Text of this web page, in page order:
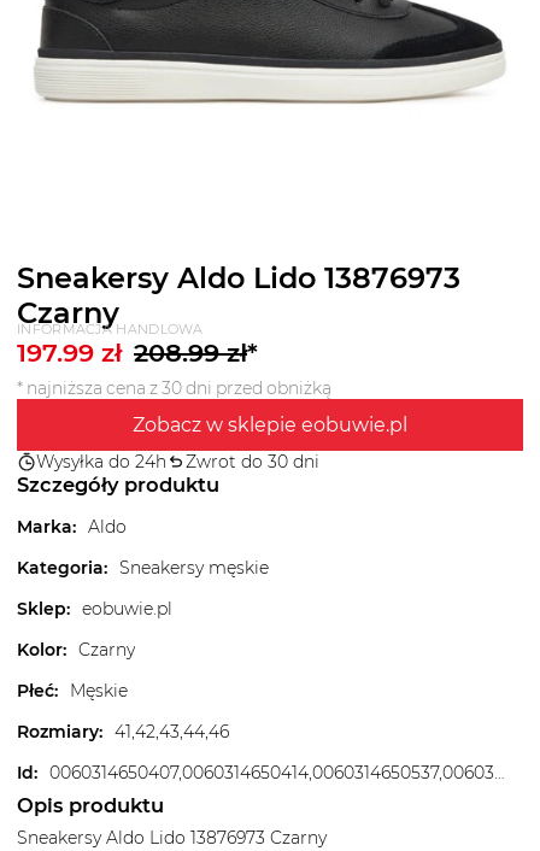
Sneakersy Aldo Lido 13876973
Czarny
INFORMACJA HANDLOWA
197.99 zł 208.99zł*
* najniższa cena z 30 dni przed obniżką
Zobacz w sklepie eobuwie.pl
Wysyłka do 24h Zwrot do 30 dni
Szczegóły produktu
Marka: Aldo
Kategoria: Sneakersy męskie
Sklep: eobuwie.pl
Kolor: Czarny
Płeć:
Męskie
Rozmiary: 41,42,43,44,46
Id: 0060314650407,0060314650414,0060314650537,0060314650575,0060314650605,0060314650728,0060314650742
Opis produktu
Sneakersy Aldo Lido 13876973 Czarny